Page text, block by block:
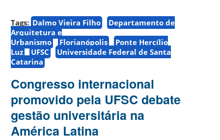
Tags: Dalmo Vieira Filho
Departamento de
Arquitetura e
Urbanismo
Florianópolis
Ponte Hercílio
Luz
UFSC
Universidade Federal de Santa
Catarina
Congresso internacional
promovido pela UFSC debate
gestão universitária na
América Latina